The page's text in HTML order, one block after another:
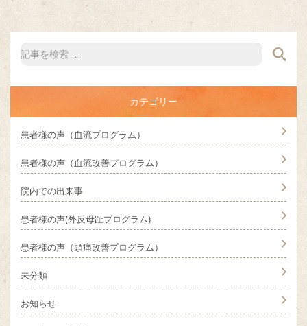
カテゴリー
患者様の声（血流プログラム）
患者様の声（血流改善プログラム）
院内での出来事
患者様の声(外反母趾プログラム)
患者様の声（頭痛改善プログラム）
未分類
お知らせ